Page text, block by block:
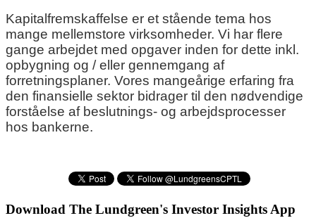
Kapitalfremskaffelse er et stående tema hos
mange mellemstore virksomheder. Vi har flere
gange arbejdet med opgaver inden for dette inkl.
opbygning og / eller gennemgang af
forretningsplaner. Vores mangeårige erfaring fra
den finansielle sektor bidrager til den nødvendige
forståelse af beslutnings- og arbejdsprocesser
hos bankerne.
Download The Lundgreen's Investor Insights App